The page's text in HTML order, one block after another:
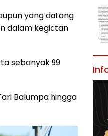
yang datang
dalam kegiatan
sebanyak 99
Balumpa hingga